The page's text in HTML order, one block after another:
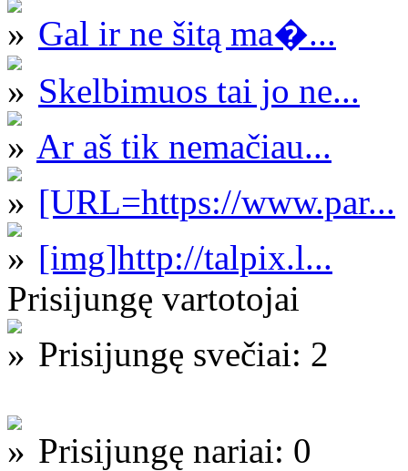
Gal ir ne šitą ma�...
Skelbimuos tai jo ne...
Ar aš tik nemačiau...
[URL=https://www.par...
[img]http://talpix.l...
Prisijungę vartotojai
Prisijungę svečiai: 2
Prisijungę nariai: 0